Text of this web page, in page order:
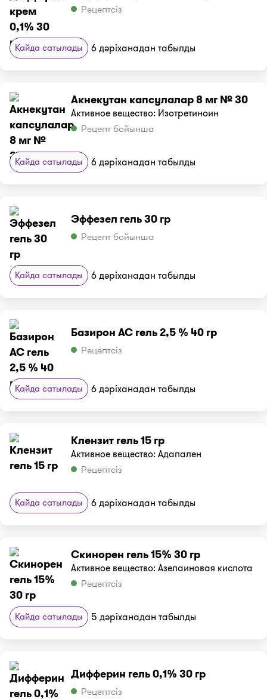
Рецептсіз
Қайда сатылады 6 дәріханадан табылды
Акнекутан капсулалар 8 мг № 30
Активное вещество: Изотретиноин
Рецепт бойынша
Қайда сатылады 6 дәріханадан табылды
Эффезел гель 30 гр
Рецепт бойынша
Қайда сатылады 6 дәріханадан табылды
Базирон АС гель 2,5 % 40 гр
Рецептсіз
Қайда сатылады 6 дәріханадан табылды
Клензит гель 15 гр
Активное вещество: Адапален
Рецептсіз
Қайда сатылады 6 дәріханадан табылды
Скинорен гель 15% 30 гр
Активное вещество: Азелаиновая кислота
Рецептсіз
Қайда сатылады 5 дәріханадан табылды
Дифферин гель 0,1% 30 гр
Рецептсіз